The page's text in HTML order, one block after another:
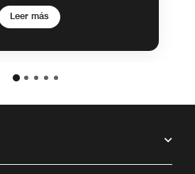
Leer más